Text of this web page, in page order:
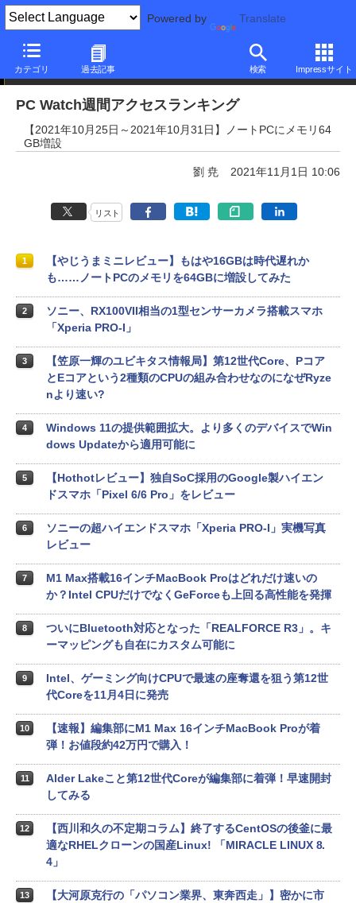
Powered by Translate
カテゴリ 過去記事 検索 Impressサイト
PC Watch週間アクセスランキング
PC Watch週間アクセスランキング
【2021年10月25日～2021年10月31日】ノートPCにメモリ64
GB増設
劉 尭 2021年11月1日 10:06
リスト
1
【やじうまミニレビュー】もはや16GBは時代遅れか
も……ノートPCのメモリを64GBに増設してみた
2
ソニー、RX100VII相当の1型センサーカメラ搭載スマホ
「Xperia PRO-I」
3
【笠原一輝のユビキタス情報局】第12世代Core、Pコア
とEコアという2種類のCPUの組み合わせなのになぜRyze
nより速い?
4
Windows 11の提供範囲拡大。より多くのデバイスでWin
dows Updateから適用可能に
5
【Hothotレビュー】独自SoC採用のGoogle製ハイエン
ドスマホ「Pixel 6/6 Pro」をレビュー
6
ソニーの超ハイエンドスマホ「Xperia PRO-I」実機写真
レビュー
7
M1 Max搭載16インチMacBook Proはどれだけ速いの
か？Intel CPUだけでなくGeForceも上回る高性能を発揮
8
ついにBluetooth対応となった「REALFORCE R3」。キ
ーマッピングも自在にカスタム可能に
9
Intel、ゲーミング向けCPUで最速の座奪還を狙う第12世
代Coreを11月4日に発売
10
【速報】編集部にM1 Max 16インチMacBook Proが着
弾！お値段約42万円で購入！
11
Alder Lakeこと第12世代Coreが編集部に着弾！早速開封
してみる
12
【西川和久の不定期コラム】終了するCentOSの後釜に最
適なRHELクローンの国産Linux! 「MIRACLE LINUX 8.
4」
13
【大河原克行の「パソコン業界、東奔西走」】密かに市